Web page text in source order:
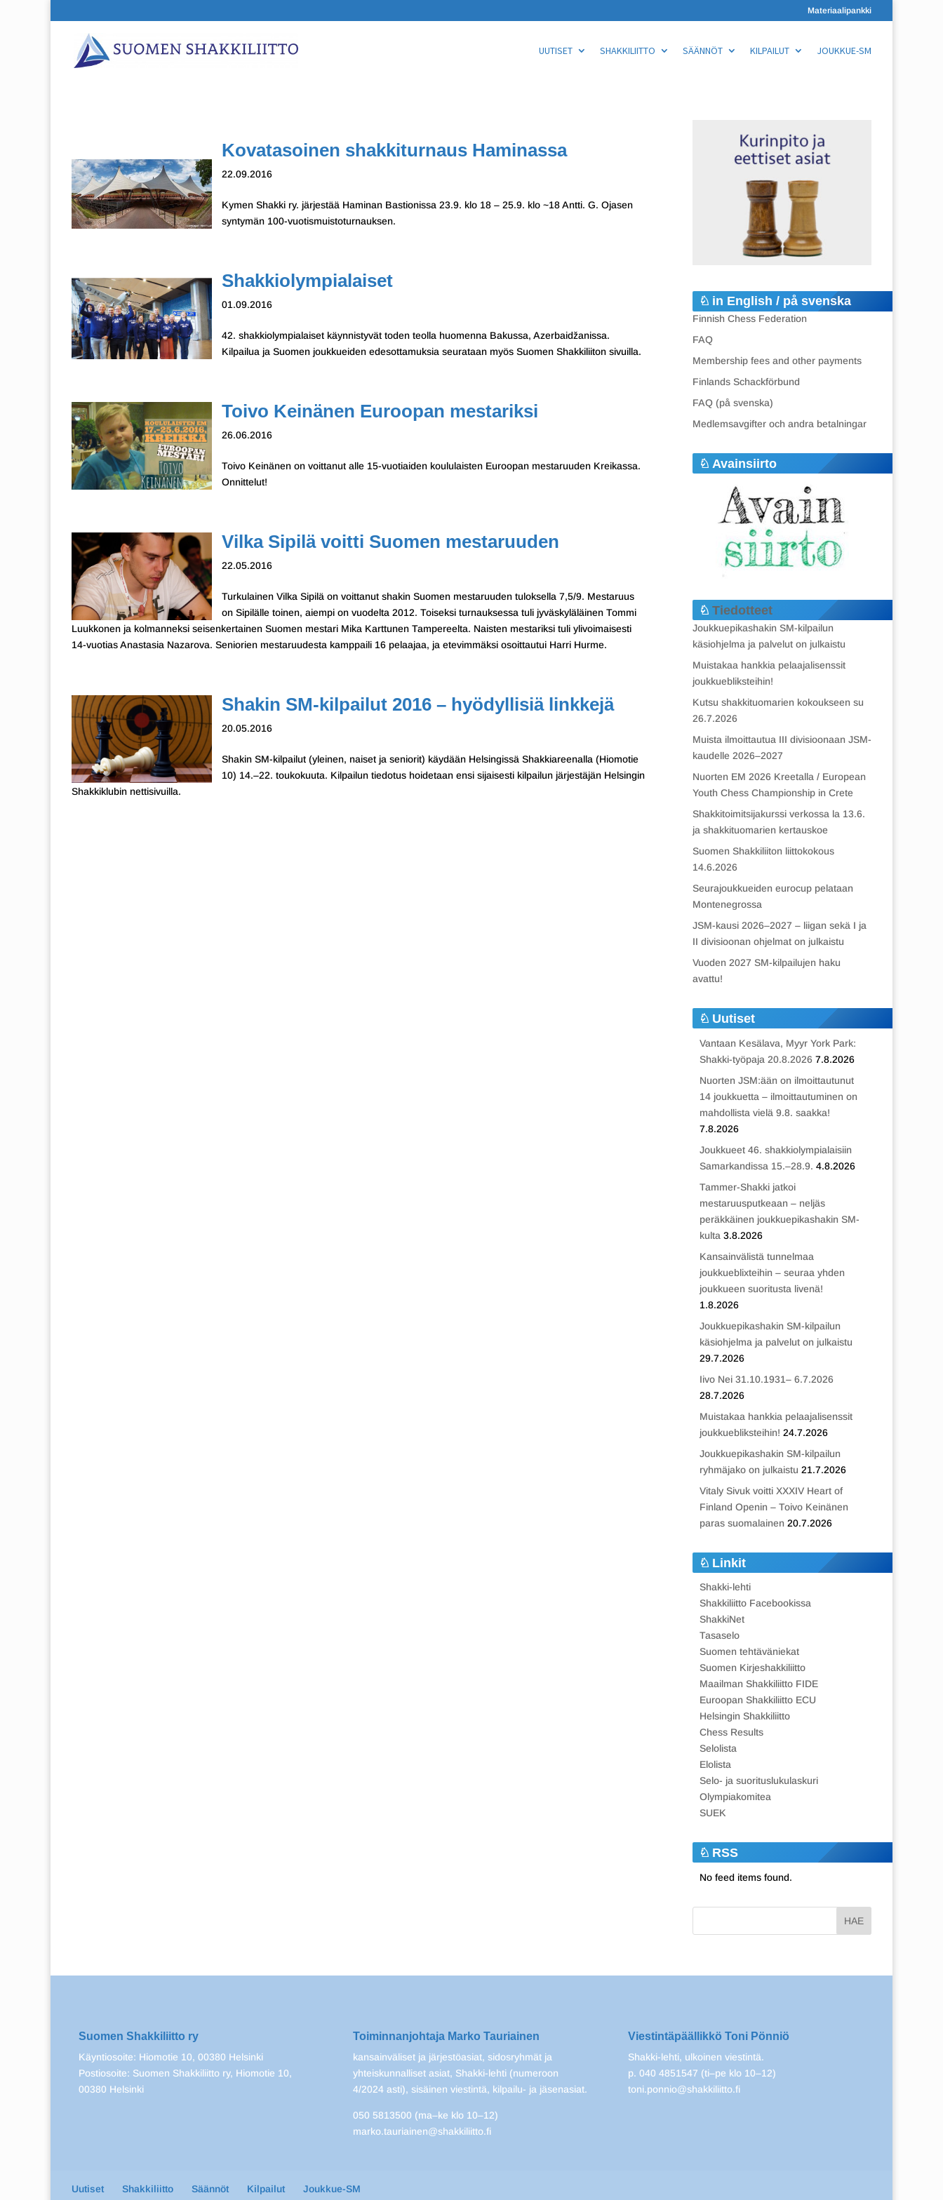
Materiaalipankki
UUTISET SHAKKILIITTO SÄÄNNÖT KILPAILUT JOUKKUE-SM
Kovatasoinen shakkiturnaus Haminassa
22.09.2016
Kymen Shakki ry. järjestää Haminan Bastionissa 23.9. klo 18 – 25.9. klo ~18 Antti. G. Ojasen
syntymän 100-vuotismuistoturnauksen.
Shakkiolympialaiset
01.09.2016
42. shakkiolympialaiset käynnistyvät toden teolla huomenna Bakussa, Azerbaidžanissa.
Kilpailua ja Suomen joukkueiden edesottamuksia seurataan myös Suomen Shakkiliiton sivuilla.
Toivo Keinänen Euroopan mestariksi
26.06.2016
Toivo Keinänen on voittanut alle 15-vuotiaiden koululaisten Euroopan mestaruuden Kreikassa.
Onnittelut!
Vilka Sipilä voitti Suomen mestaruuden
22.05.2016
Turkulainen Vilka Sipilä on voittanut shakin Suomen mestaruuden tuloksella 7,5/9. Mestaruus
on Sipilälle toinen, aiempi on vuodelta 2012. Toiseksi turnauksessa tuli jyväskyläläinen Tommi
Luukkonen ja kolmanneksi seisenkertainen Suomen mestari Mika Karttunen Tampereelta. Naisten mestariksi tuli ylivoimaisesti
14-vuotias Anastasia Nazarova. Seniorien mestaruudesta kamppaili 16 pelaajaa, ja etevimmäksi osoittautui Harri Hurme.
Shakin SM-kilpailut 2016 – hyödyllisiä linkkejä
20.05.2016
Shakin SM-kilpailut (yleinen, naiset ja seniorit) käydään Helsingissä Shakkiareenalla (Hiomotie
10) 14.–22. toukokuuta. Kilpailun tiedotus hoidetaan ensi sijaisesti kilpailun järjestäjän Helsingin
Shakkiklubin nettisivuilla.
in English / på svenska
Finnish Chess Federation
FAQ
Membership fees and other payments
Finlands Schackförbund
FAQ (på svenska)
Medlemsavgifter och andra betalningar
Avainsiirto
Tiedotteet
Joukkuepikashakin SM-kilpailun
käsiohjelma ja palvelut on julkaistu
Muistakaa hankkia pelaajalisenssit
joukkuebliksteihin!
Kutsu shakkituomarien kokoukseen su
26.7.2026
Muista ilmoittautua III divisioonaan JSM-
kaudelle 2026–2027
Nuorten EM 2026 Kreetalla / European
Youth Chess Championship in Crete
Shakkitoimitsijakurssi verkossa la 13.6.
ja shakkituomarien kertauskoe
Suomen Shakkiliiton liittokokous
14.6.2026
Seurajoukkueiden eurocup pelataan
Montenegrossa
JSM-kausi 2026–2027 – liigan sekä I ja
II divisioonan ohjelmat on julkaistu
Vuoden 2027 SM-kilpailujen haku
avattu!
Uutiset
Vantaan Kesälava, Myyr York Park:
Shakki-työpaja 20.8.2026 7.8.2026
Nuorten JSM:ään on ilmoittautunut
14 joukkuetta – ilmoittautuminen on
mahdollista vielä 9.8. saakka!
7.8.2026
Joukkueet 46. shakkiolympialaisiin
Samarkandissa 15.–28.9. 4.8.2026
Tammer-Shakki jatkoi
mestaruusputkeaan – neljäs
peräkkäinen joukkuepikashakin SM-
kulta 3.8.2026
Kansainvälistä tunnelmaa
joukkueblixteihin – seuraa yhden
joukkueen suoritusta livenä!
1.8.2026
Joukkuepikashakin SM-kilpailun
käsiohjelma ja palvelut on julkaistu
29.7.2026
Iivo Nei 31.10.1931– 6.7.2026
28.7.2026
Muistakaa hankkia pelaajalisenssit
joukkuebliksteihin! 24.7.2026
Joukkuepikashakin SM-kilpailun
ryhmäjako on julkaistu 21.7.2026
Vitaly Sivuk voitti XXXIV Heart of
Finland Openin – Toivo Keinänen
paras suomalainen 20.7.2026
Linkit
Shakki-lehti
Shakkiliitto Facebookissa
ShakkiNet
Tasaselo
Suomen tehtäväniekat
Suomen Kirjeshakkiliitto
Maailman Shakkiliitto FIDE
Euroopan Shakkiliitto ECU
Helsingin Shakkiliitto
Chess Results
Selolista
Elolista
Selo- ja suorituslukulaskuri
Olympiakomitea
SUEK
RSS
No feed items found.
Suomen Shakkiliitto ry
Käyntiosoite: Hiomotie 10, 00380 Helsinki
Postiosoite: Suomen Shakkiliitto ry, Hiomotie 10,
00380 Helsinki
Toiminnanjohtaja Marko Tauriainen
kansainväliset ja järjestöasiat, sidosryhmät ja
yhteiskunnalliset asiat, Shakki-lehti (numeroon
4/2024 asti), sisäinen viestintä, kilpailu- ja jäsenasiat.
050 5813500 (ma–ke klo 10–12)
marko.tauriainen@shakkiliitto.fi
Viestintäpäällikkö Toni Pönniö
Shakki-lehti, ulkoinen viestintä.
p. 040 4851547 (ti–pe klo 10–12)
toni.ponnio@shakkiliitto.fi
Uutiset Shakkiliitto Säännöt Kilpailut Joukkue-SM